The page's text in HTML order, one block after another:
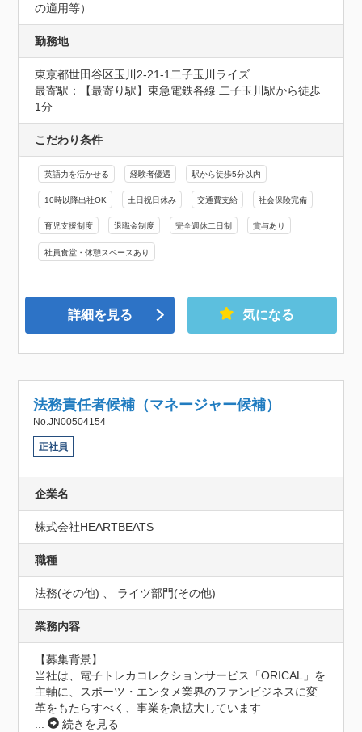
の適用等）
勤務地
東京都世田谷区玉川2-21-1二子玉川ライズ
最寄駅：【最寄り駅】東急電鉄各線 二子玉川駅から徒歩
1分
こだわり条件
英語力を活かせる 経験者優遇 駅から徒歩5分以内
10時以降出社OK 土日祝日休み 交通費支給 社会保険完備
育児支援制度 退職金制度 完全週休二日制 賞与あり
社員食堂・休憩スペースあり
詳細を見る 気になる
法務責任者候補（マネージャー候補）
No.JN00504154
正社員
企業名
株式会社HEARTBEATS
職種
法務(その他) 、 ライツ部門(その他)
業務内容
【募集背景】
当社は、電子トレカコレクションサービス「ORICAL」を
主軸に、スポーツ・エンタメ業界のファンビジネスに変
革をもたらすべく、事業を急拡大しています
...
続きを見る